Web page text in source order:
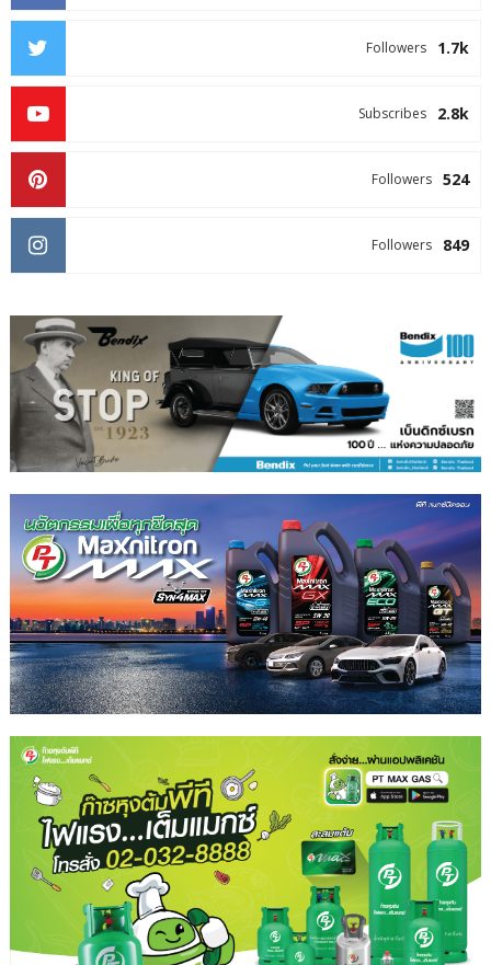
1.7k
Followers
2.8k
Subscribes
524
Followers
849
Followers